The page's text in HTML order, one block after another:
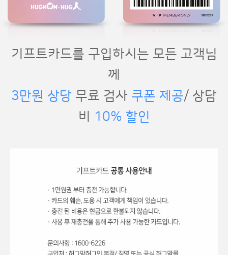
기프트카드를 구입하시는 모든 고객님
께
3만원 상당 무료 검사 쿠폰 제공/ 상담
비
10% 할인